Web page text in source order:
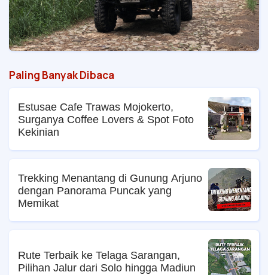
Paling Banyak Dibaca
Estusae Cafe Trawas Mojokerto,
Surganya Coffee Lovers & Spot Foto
Kekinian
Trekking Menantang di Gunung Arjuno
dengan Panorama Puncak yang
Memikat
Rute Terbaik ke Telaga Sarangan,
Pilihan Jalur dari Solo hingga Madiun